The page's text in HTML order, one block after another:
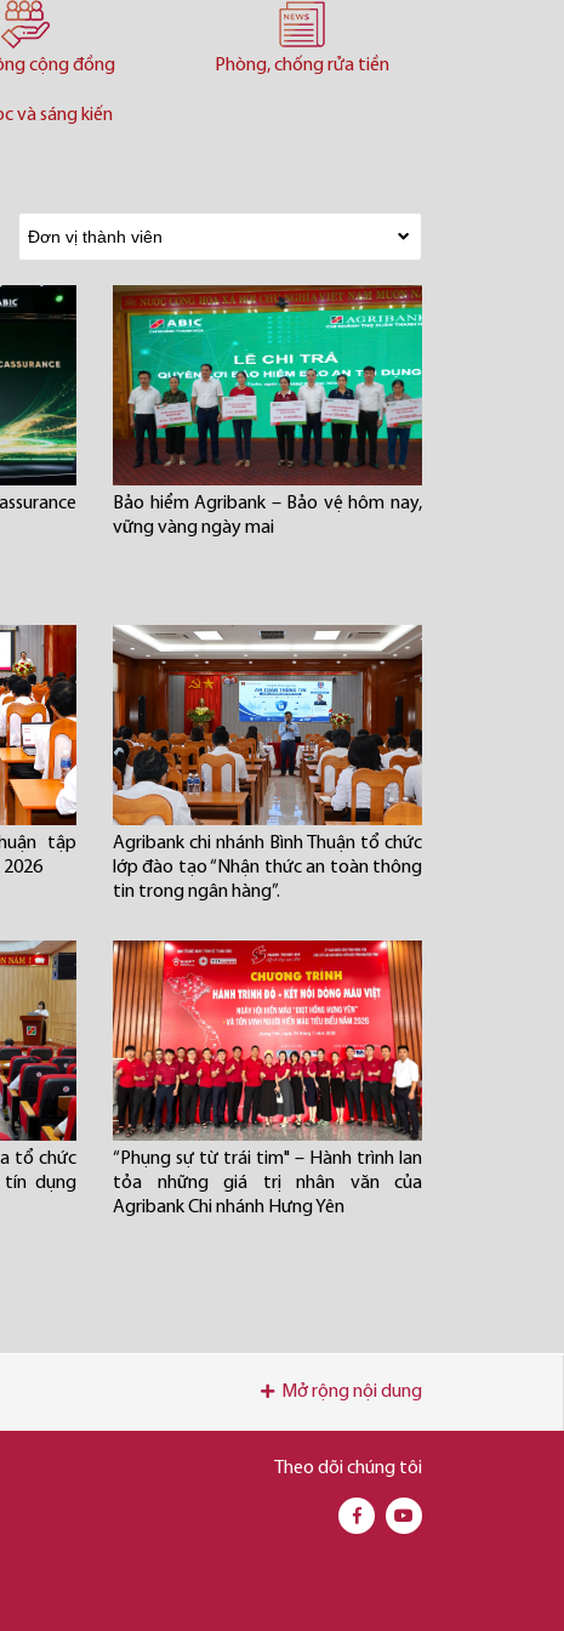
cộng đồng Phòng, chống rửa tiền
và sáng kiến
Bảo hiểm Agribank – Bảo vệ hôm nay,
vững vàng ngày mai
tập
2026
Agribank chi nhánh Bình Thuận tổ chức
lớp đào tạo “Nhận thức an toàn thông
tin trong ngân hàng”.
tổ chức
tín dụng
“Phụng sự từ trái tim" – Hành trình lan
tỏa những giá trị nhân văn của
Agribank Chi nhánh Hưng Yên
Mở rộng nội dung
Theo dõi chúng tôi